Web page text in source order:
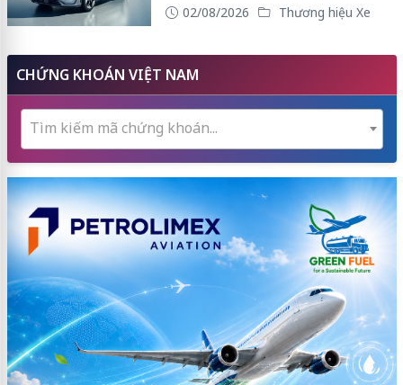
02/08/2026 Thương hiệu Xe
CHỨNG KHOÁN VIỆT NAM
Tìm kiếm mã chứng khoán...